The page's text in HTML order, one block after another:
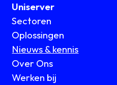
Uniserver
Sectoren
Oplossingen
Nieuws & kennis
Over Ons
Werken bij